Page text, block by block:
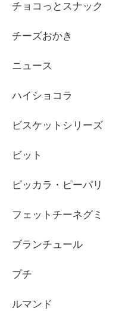
チョコっとスナック
チーズおかき
ニュース
ハイショコラ
ビスケットシリーズ
ビット
ピッカラ・ピーパリ
フェットチーネグミ
ブランチュール
プチ
ルマンド